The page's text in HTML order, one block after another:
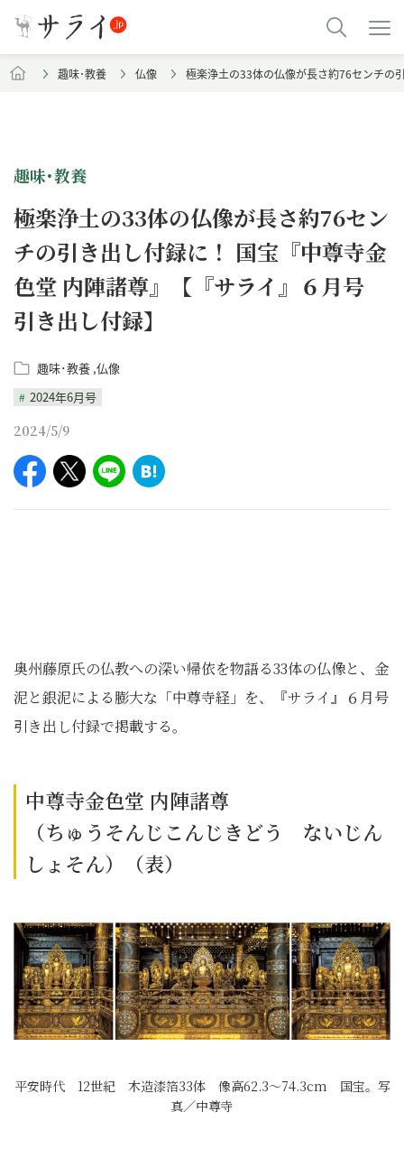
趣味･教養 仏像 極楽浄土の33体の仏像が長さ約76センチの
趣味･教養
極楽浄土の33体の仏像が長さ約76セン
チの引き出し付録に！ 国宝『中尊寺金
色堂 内陣諸尊』【『サライ』６月号
引き出し付録】
趣味･教養 仏像
2024年6月号
2024/5/9
奥州藤原氏の仏教への深い帰依を物語る33体の仏像と、金
泥と銀泥による膨大な「中尊寺経」を、『サライ』６月号
引き出し付録で掲載する。
中尊寺金色堂 内陣諸尊
（ちゅうそんじこんじきどう ないじん
しょそん）（表）
平安時代 12世紀 木造漆箔33体 像高62.3～74.3cm 国宝。写
真／中尊寺